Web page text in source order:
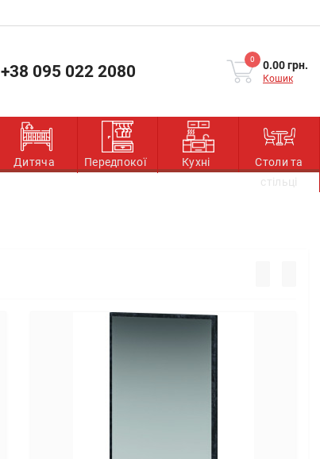
+38 095 022 2080
0 0.00 грн.
Кошик
Дитяча Передпокої Кухні
Столи та
стільці